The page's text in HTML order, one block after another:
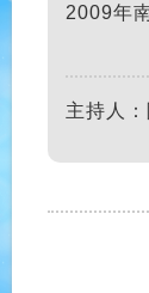
2009年
主持人